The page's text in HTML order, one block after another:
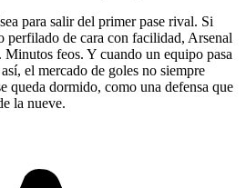
para salir del primer pase rival. Si
perfilado de cara con facilidad, Arsenal
Minutos feos. Y cuando un equipo pasa
el mercado de goles no siempre
queda dormido, como una defensa que
la nueve.